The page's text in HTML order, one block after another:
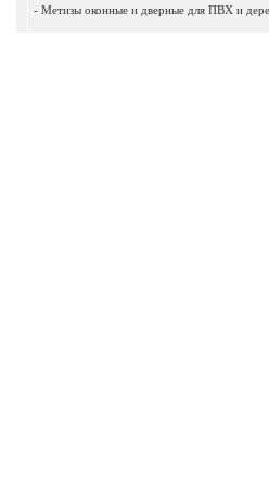
- Метизы оконные и дверные для ПВХ и